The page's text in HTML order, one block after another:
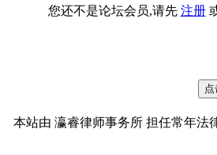
您还不是论坛会员,请先 注册
本站由 瀛睿律师事务所 担任常年法